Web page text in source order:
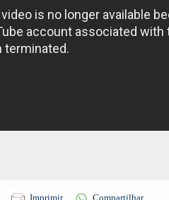
Imprimir Compartilhar